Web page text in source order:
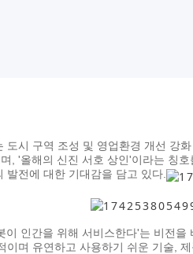
도시 구역 조성 및 영업환경 개선 강
, '올해의 신진 서호 상인'이라는 칭
발전에 대한 기대감을 담고 있다.
이 인간을 위해 서비스한다'는 비전
이며 유연하고 사용하기 쉬운 기술,